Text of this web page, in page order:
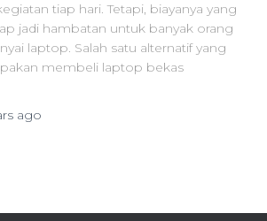
tiap hari. Tetapi, biayanya yang
jadi hambatan untuk banyak orang
laptop. Salah satu alternatif yang
membeli laptop bekas
ago